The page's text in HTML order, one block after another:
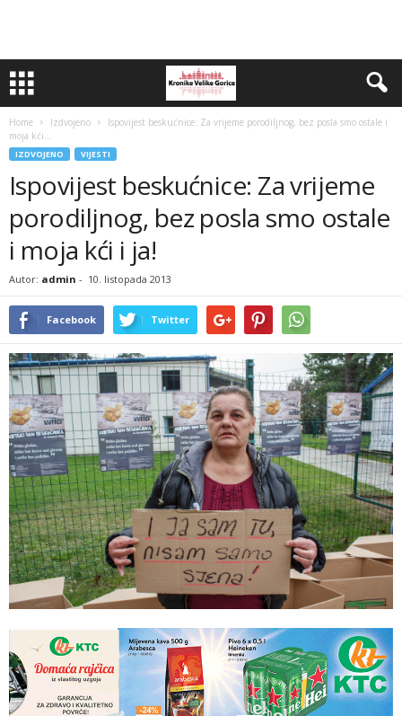
Home Izdvojeno
Ispovijest beskućnice: Za vrijeme porodiljnog, bez posla smo ostale i
moja kći...
IZDVOJENO VIJESTI
Ispovijest beskućnice: Za vrijeme
porodiljnog, bez posla smo ostale
i moja kći i ja!
Autor: admin - 10. listopada 2013
Facebook Twitter